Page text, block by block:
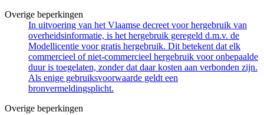
Overige beperkingen
In uitvoering van het Vlaamse decreet voor hergebruik van
overheidsinformatie, is het hergebruik geregeld d.m.v. de
Modellicentie voor gratis hergebruik. Dit betekent dat elk
commercieel of niet-commercieel hergebruik voor onbepaalde
duur is toegelaten, zonder dat daar kosten aan verbonden zijn.
Als enige gebruiksvoorwaarde geldt een
bronvermeldingsplicht.
Overige beperkingen